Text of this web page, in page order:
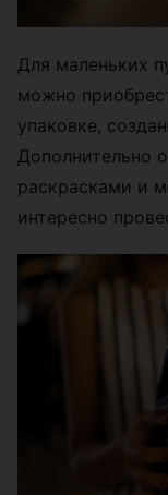
Для маленьких
можно
упаковке,
Дополнительно
раскрасками и
интересно